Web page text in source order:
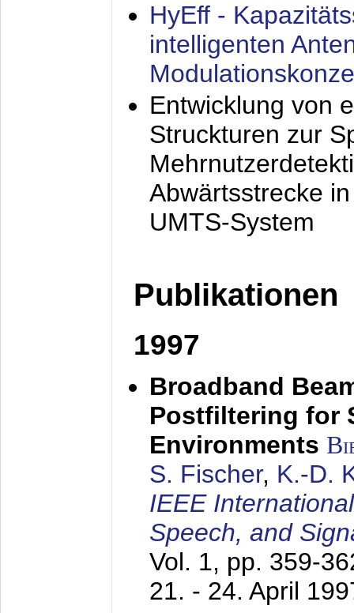
HyEff -
intelligenten
Entwicklung von
Struckturen zur
Abwärtsstrecke
UMTS-System
Publikationen
1997
Broadband
Postfiltering for
Environments
S. Fischer, K.-D.
IEEE
Speech, and
Vol. 1, pp. 359-
21. - 24. April